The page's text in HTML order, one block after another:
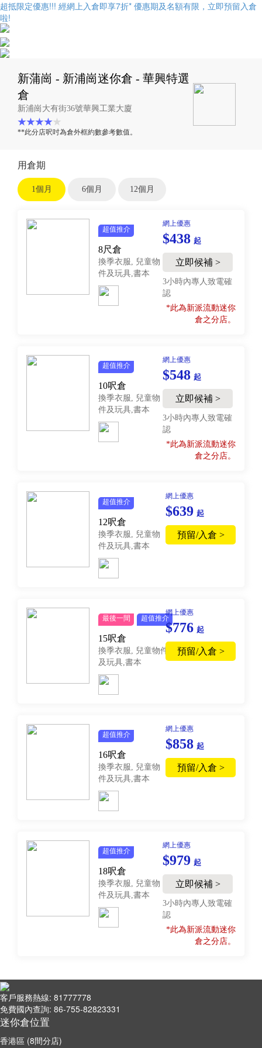
超抵限定優惠!!! 經網上入倉即享7折* 優惠期及名額有限，立即預留入倉
啦!
新蒲崗 - 新浦崗迷你倉 - 華興特選
倉
新浦崗大有街36號華興工業大廈
**此分店呎吋為倉外框約數參考數值。
用倉期
1個月 6個月 12個月
超值推介
8尺倉
換季衣服, 兒童物
件及玩具,書本
網上優惠
$438 起
立即候補 >
3小時內專人致電確
認
*此為新派流動迷你
倉之分店。
超值推介
10呎倉
換季衣服, 兒童物
件及玩具,書本
網上優惠
$548 起
立即候補 >
3小時內專人致電確
認
*此為新派流動迷你
倉之分店。
超值推介
12呎倉
換季衣服, 兒童物
件及玩具,書本
網上優惠
$639 起
預留/入倉 >
最後一間 超值推介
15呎倉
換季衣服, 兒童物件
及玩具,書本
網上優惠
$776 起
預留/入倉 >
超值推介
16呎倉
換季衣服, 兒童物
件及玩具,書本
網上優惠
$858 起
預留/入倉 >
超值推介
18呎倉
換季衣服, 兒童物
件及玩具,書本
網上優惠
$979 起
立即候補 >
3小時內專人致電確
認
*此為新派流動迷你
倉之分店。
客戶服務熱線: 81777778
免費國內查詢: 86-755-82823331
迷你倉位置
香港區 (8間分店)